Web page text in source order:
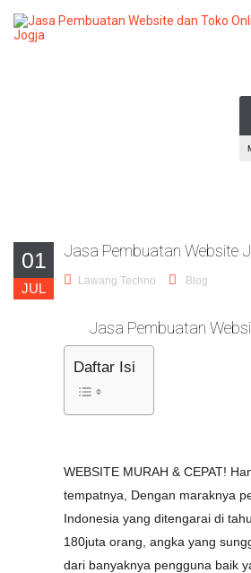
01
JUL
Jasa Pembuatan Website
Lawang Techno Blog
Jasa Pembuatan
Daftar Isi
WEBSITE MURAH & CEPAT!
tempatnya, Dengan maraknya
Indonesia yang ditengarai di
180juta orang, angka yang
dari banyaknya pengguna baik